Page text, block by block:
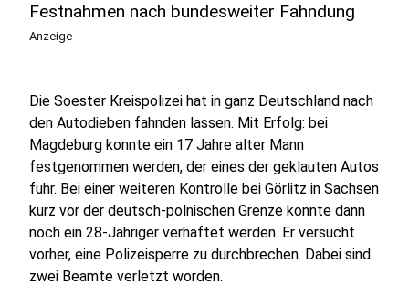
Festnahmen nach bundesweiter Fahndung
Anzeige
Die Soester Kreispolizei hat in ganz Deutschland nach
den Autodieben fahnden lassen. Mit Erfolg: bei
Magdeburg konnte ein 17 Jahre alter Mann
festgenommen werden, der eines der geklauten Autos
fuhr. Bei einer weiteren Kontrolle bei Görlitz in Sachsen
kurz vor der deutsch-polnischen Grenze konnte dann
noch ein 28-Jähriger verhaftet werden. Er versucht
vorher, eine Polizeisperre zu durchbrechen. Dabei sind
zwei Beamte verletzt worden.